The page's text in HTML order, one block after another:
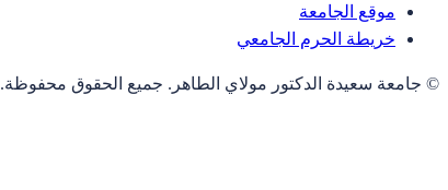
موقع الجامعة
خريطة الحرم الجامعي
© جامعة سعيدة الدكتور مولاي الطاهر. جميع الحقوق محفوظة.